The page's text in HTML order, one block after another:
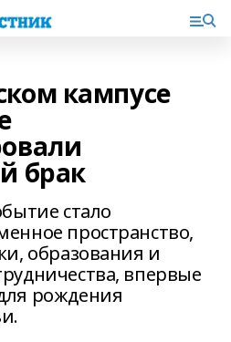
кампусе
брак
стало
пространство,
образования и
впервые
рождения